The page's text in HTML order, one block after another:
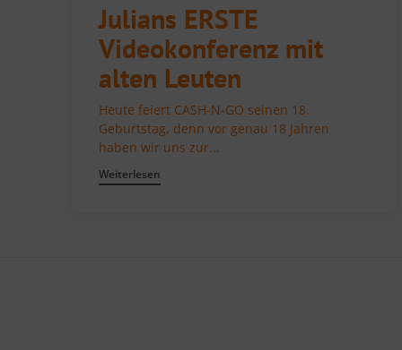
Julians ERSTE
Videokonferenz mit
alten Leuten
Heute feiert CASH-N-GO seinen 18.
Geburtstag, denn vor genau 18 Jahren
haben wir uns zur...
Weiterlesen